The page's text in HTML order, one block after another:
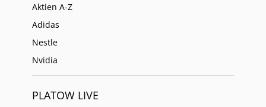
Aktien A-Z
Adidas
Nestle
Nvidia
PLATOW LIVE